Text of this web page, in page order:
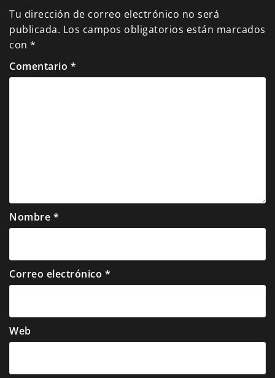
Tu dirección de correo electrónico no será
publicada. Los campos obligatorios están marcados
con *
Comentario *
Nombre *
Correo electrónico *
Web